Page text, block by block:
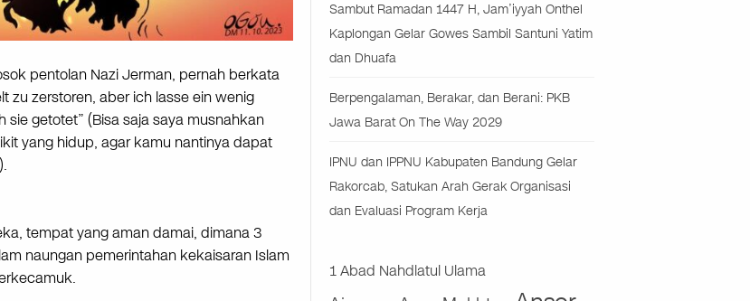
pentolan Nazi Jerman, pernah berkata
zu zerstoren, aber ich lasse ein wenig
getotet” (Bisa saja saya musnahkan
yang hidup, agar kamu nantinya dapat
tempat yang aman damai, dimana 3
naungan pemerintahan kekaisaran Islam
Sambut Ramadan 1447 H, Jam’iyyah Onthel
Kaplongan Gelar Gowes Sambil Santuni Yatim
dan Dhuafa
Berpengalaman, Berakar, dan Berani: PKB
Jawa Barat On The Way 2029
IPNU dan IPPNU Kabupaten Bandung Gelar
Rakorcab, Satukan Arah Gerak Organisasi
dan Evaluasi Program Kerja
1 Abad Nahdlatul Ulama